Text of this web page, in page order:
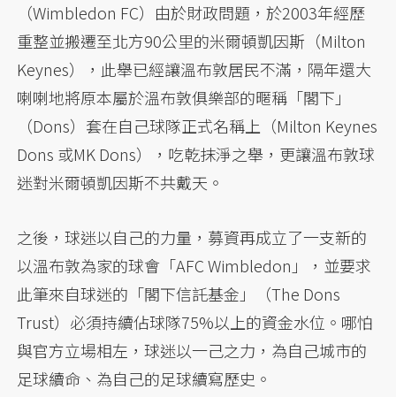
（Wimbledon FC）由於財政問題，於2003年經歷
重整並搬遷至北方90公里的米爾頓凱因斯（Milton
Keynes），此舉已經讓溫布敦居民不滿，隔年還大
喇喇地將原本屬於溫布敦俱樂部的暱稱「閣下」
（Dons）套在自己球隊正式名稱上（Milton Keynes
Dons 或MK Dons），吃乾抹淨之舉，更讓溫布敦球
迷對米爾頓凱因斯不共戴天。
之後，球迷以自己的力量，募資再成立了一支新的
以溫布敦為家的球會「AFC Wimbledon」，並要求
此筆來自球迷的「閣下信託基金」（The Dons
Trust）必須持續佔球隊75%以上的資金水位。哪怕
與官方立場相左，球迷以一己之力，為自己城市的
足球續命、為自己的足球續寫歷史。